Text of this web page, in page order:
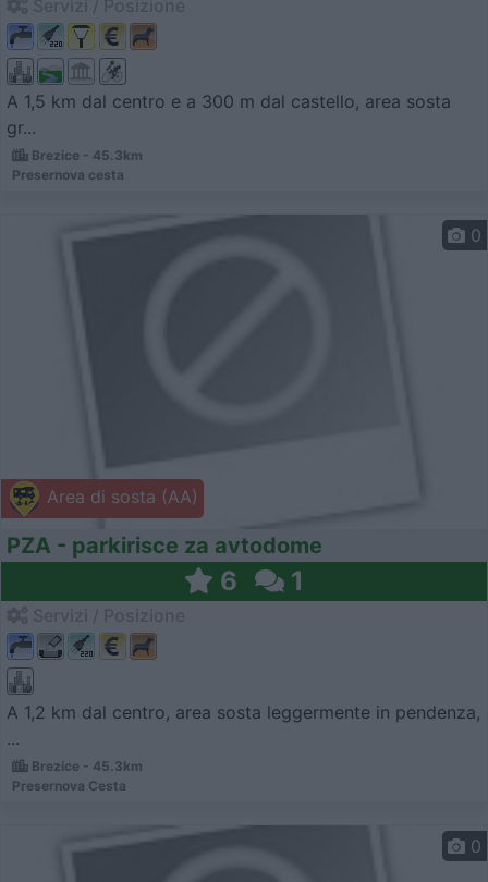
A 1,5 km dal centro e a 300 m dal castello, area sosta
gr...
Brezice - 45.3km
Presernova cesta
Area di sosta (AA)
0
PZA - parkirisce za avtodome
6 1
A 1,2 km dal centro, area sosta leggermente in pendenza,
...
Brezice - 45.3km
Presernova Cesta
0